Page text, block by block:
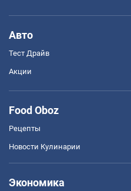
Авто
Тест Драйв
Акции
Food Oboz
Рецепты
Новости Кулинарии
Экономика